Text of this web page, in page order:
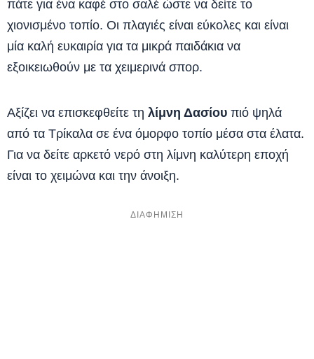
πάτε για ένα καφέ στο σαλέ ώστε να δείτε το
χιονισμένο τοπίο. Οι πλαγιές είναι εύκολες και είναι
μία καλή ευκαιρία για τα μικρά παιδάκια να
εξοικειωθούν με τα χειμερινά σπορ.
Αξίζει να επισκεφθείτε τη λίμνη Δασίου πιό ψηλά
από τα Τρίκαλα σε ένα όμορφο τοπίο μέσα στα έλατα.
Για να δείτε αρκετό νερό στη λίμνη καλύτερη εποχή
είναι το χειμώνα και την άνοιξη.